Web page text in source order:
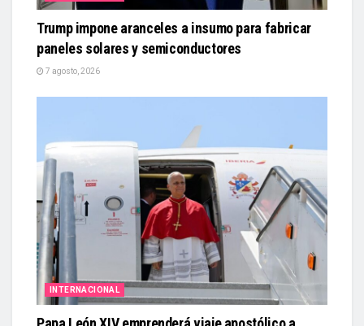
Trump impone aranceles a insumo para fabricar
paneles solares y semiconductores
7 agosto, 2026
INTERNACIONAL